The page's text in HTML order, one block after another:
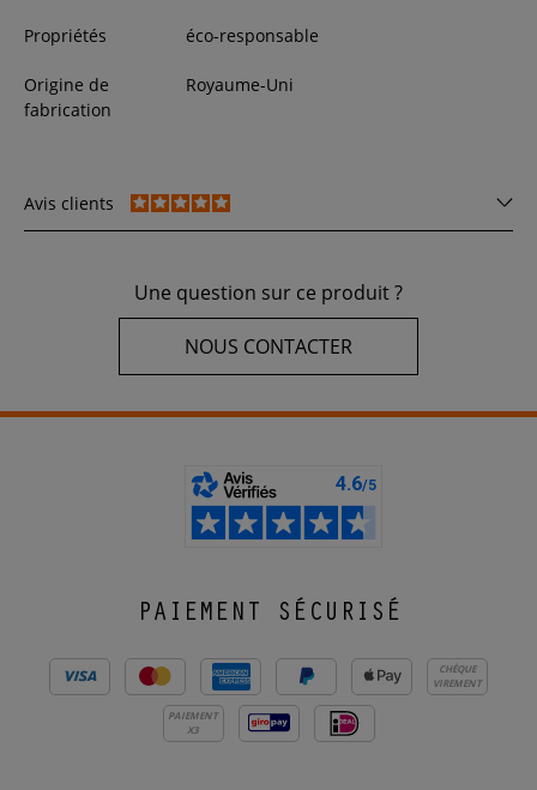
Propriétés éco-responsable
Origine de
fabrication
Royaume-Uni
Avis clients
Une question sur ce produit ?
NOUS CONTACTER
PAIEMENT SÉCURISÉ
CHÈQUE
VIREMENT
PAIEMENT
X3